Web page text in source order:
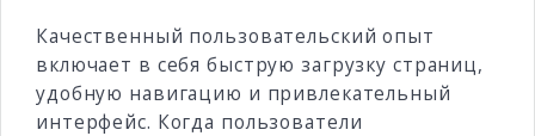
Качественный пользовательский опыт
включает в себя быструю загрузку страниц,
удобную навигацию и привлекательный
интерфейс. Когда пользователи